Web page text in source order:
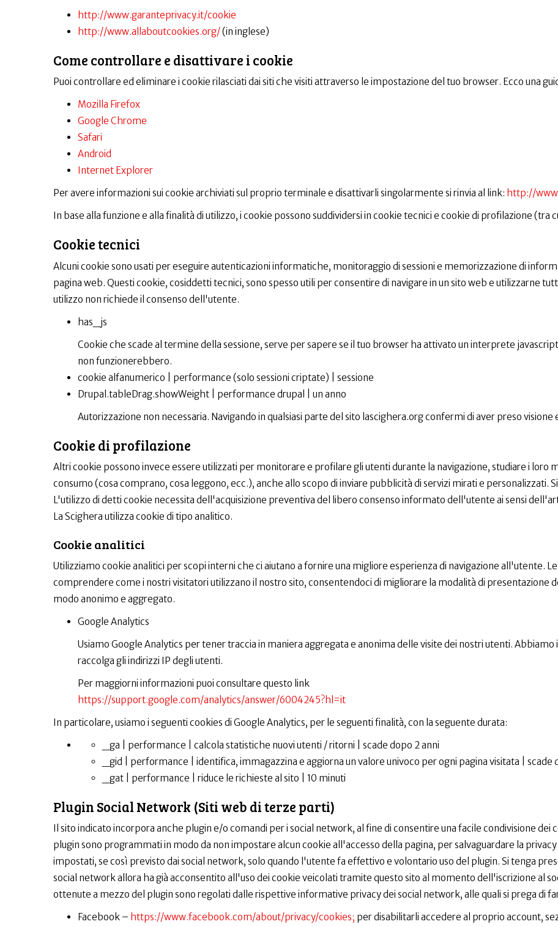
http://www.garanteprivacy.it/cookie
http://www.allaboutcookies.org/(in inglese)
Come controllare e disattivare i cookie
Puoi controllare ed eliminare i cookie rilasciati dai siti che visiti attraverso le impostazione del tuo browser. Ecco una
Mozilla Firefox
Google Chrome
Safari
Android
Internet Explorer
Per avere informazioni sui cookie archiviati sul proprio terminale e disattivarli singolarmente si rinvia al link: http://
In base alla funzione e alla finalità di utilizzo, i cookie possono suddividersi in cookie tecnici e cookie di profilazione (tra
Cookie tecnici
Alcuni cookie sono usati per eseguire autenticazioni informatiche, monitoraggio di sessioni e memorizzazione di
pagina web. Questi cookie, cosiddetti tecnici, sono spesso utili per consentire di navigare in un sito web e utilizzarne
utilizzo non richiede il consenso dell'utente.
has_js
Cookie che scade al termine della sessione, serve per sapere se il tuo browser ha attivato un interprete
non funzionerebbero.
cookie alfanumerico | performance (solo sessioni criptate) | sessione
Drupal.tableDrag.showWeight | performance drupal | un anno
Autorizzazione non necessaria. Navigando in qualsiasi parte del sito lascighera.org confermi di aver preso
Cookie di profilazione
Altri cookie possono invece essere utilizzati per monitorare e profilare gli utenti durante la navigazione, studiare i loro
consumo (cosa comprano, cosa leggono, ecc.), anche allo scopo di inviare pubblicità di servizi mirati e personalizzati.
L'utilizzo di detti cookie necessita dell'acquisizione preventiva del libero consenso informato dell'utente ai sensi
La Scighera utilizza cookie di tipo analitico.
Cookie analitici
Utilizziamo cookie analitici per scopi interni che ci aiutano a fornire una migliore esperienza di navigazione all'utente.
comprendere come i nostri visitatori utilizzano il nostro sito, consentendoci di migliorare la modalità di presentazione
modo anonimo e aggregato.
Google Analytics
Usiamo Google Analytics per tener traccia in maniera aggregata e anonima delle visite dei nostri utenti.
raccolga gli indirizzi IP degli utenti.
Per maggiorni informazioni puoi consultare questo link
https://support.google.com/analytics/answer/6004245?hl=it
In particolare, usiamo i seguenti cookies di Google Analytics, per le seguenti finalità, con la seguente durata:
_ga | performance | calcola statistiche nuovi utenti / ritorni | scade dopo 2 anni
_gid | performance | identifica, immagazzina e aggiorna un valore univoco per ogni pagina visitata | scade
_gat | performance | riduce le richieste al sito | 10 minuti
Plugin Social Network (Siti web di terze parti)
Il sito indicato incorpora anche plugin e/o comandi per i social network, al fine di consentire una facile condivisione
plugin sono programmati in modo da non impostare alcun cookie all'accesso della pagina, per salvaguardare la
impostati, se così previsto dai social network, solo quando l'utente fa effettivo e volontario uso del plugin. Si tenga
social network allora ha già acconsentito all'uso dei cookie veicolati tramite questo sito al momento dell'iscrizione al
ottenute a mezzo del plugin sono regolati dalle rispettive informative privacy dei social network, alle quali si prega di
Facebook – https://www.facebook.com/about/privacy/cookies; per disabilitarli accedere al proprio account,